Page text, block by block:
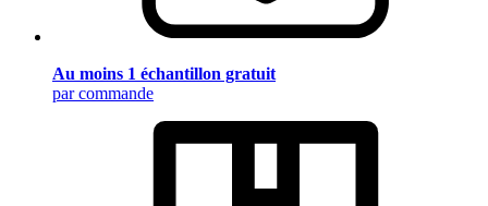
Au moins 1 échantillon gratuit
par commande